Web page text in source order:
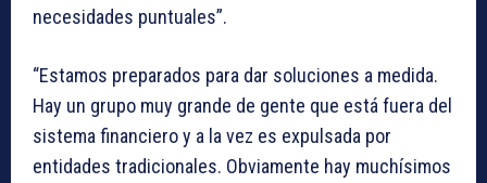
necesidades puntuales”.
“Estamos preparados para dar soluciones a medida.
Hay un grupo muy grande de gente que está fuera del
sistema financiero y a la vez es expulsada por
entidades tradicionales. Obviamente hay muchísimos